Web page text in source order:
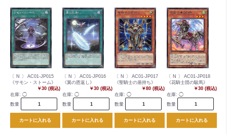
〔 N 〕 AC01-JP015
《サモン・ストーム》
￥30 (税込)
在庫: ◯
数量
カートに入れる
〔 N 〕 AC01-JP016
《翼の恩返し》
￥30 (税込)
在庫: ◯
数量
カートに入れる
〔 N 〕 AC01-JP017
《聖騎士の盾持ち》
￥80 (税込)
在庫: ◯
数量
カートに入れる
〔 N 〕 AC01-JP018
《花騎士団の駿馬》
￥30 (税込)
在庫: ◯
数量
カートに入れる